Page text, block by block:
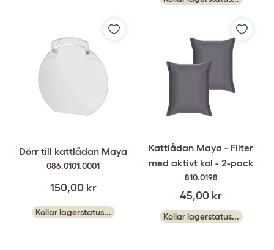
Dörr till kattlådan Maya
086.0101.0001
150,00 kr
Kollar lagerstatus...
Kattlådan Maya - Filter
med aktivt kol - 2-pack
810.0198
45,00 kr
Kollar lagerstatus...